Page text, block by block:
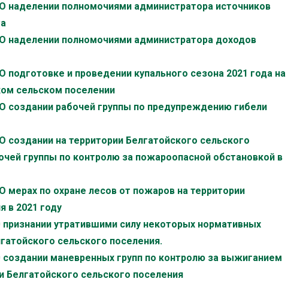
наделении полномочиями администратора источников
наделении полномочиями администратора доходов
и проведении купального сезона 2021 года на
сельском поселении
создании рабочей группы по предупреждению гибели
на территории Белгатойского сельского
группы по контролю за пожароопасной обстановкой в
мерах по охране лесов от пожаров на территории
в 2021 году
утратившими силу некоторых нормативных
сельского поселения.
маневренных групп по контролю за выжиганием
Белгатойского сельского поселения